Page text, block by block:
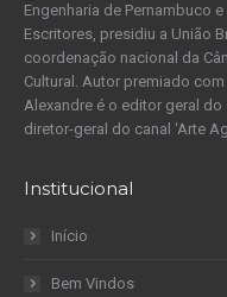
Engenharia de Pernambuco
Escritores, presidiu a União
coordenação nacional da
Cultural. Autor premiado
Alexandre é o editor geral do
diretor-geral do canal ‘Arte
Institucional
Início
Bem Vindos